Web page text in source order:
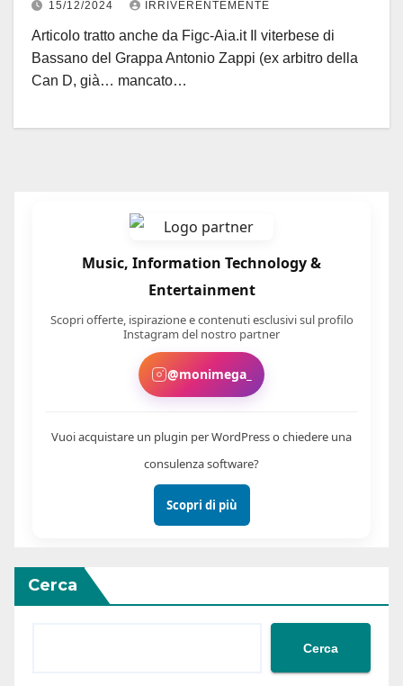
potere tra Veneto-Lazio-Emilia.
“Giù” Piemonte e Toscana. La
vibonese Garoffalo nel Comitato…
centrale
15/12/2024 IRRIVERENTEMENTE
Articolo tratto anche da Figc-Aia.it Il viterbese di
Bassano del Grappa Antonio Zappi (ex arbitro della
Can D, già… mancato…
Cerca
Cerca
Music, Information Technology &
Entertainment
Scopri offerte, ispirazione e contenuti esclusivi sul profilo
Instagram del nostro partner
@monimega_
Vuoi acquistare un plugin per WordPress o chiedere una
consulenza software?
Scopri di più